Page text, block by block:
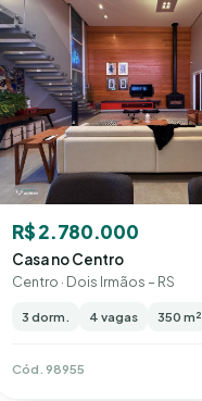
R$ 2.780.000
Casa no Centro
Centro · Dois Irmãos – RS
3 dorm. 4 vagas 350 m²
Cód. 98955